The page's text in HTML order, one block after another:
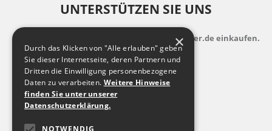
UNTERSTÜTZEN SIE UNS
indem Sie zusatzkostenfrei auf Bildungsspender.de einkaufen.
×
Durch das Klicken von "Alle erlauben" geben
Sie dieser Internetseite, deren Partnern und
Dritten die Einwilligung personenbezogene
Daten zu verarbeiten. Weitere Hinweise
finden Sie unter unserer
Datenschutzerklärung.
NOTWENDIG